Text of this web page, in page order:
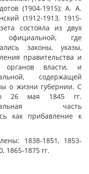
(1904-1915); А. А.
(1912-1913, 1915-
состояла из двух
официальной, где
законы, указы,
правительства и
органов власти, и
содержащей
о жизни губернии. С
26 мая 1845 гг.
часть
как прибавление к
1838-1851, 1853-
1865-1875 гг.